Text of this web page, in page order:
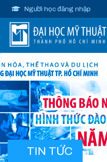
Người học đăng nhập
TIN TỨC